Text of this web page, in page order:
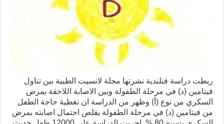
ربطت دراسة فنلندية نشرتها مجلة لانسيت الطبية بين تناول
فيتامين (د) في مرحلة الطفولة وبين الاصابة اللاحقة بمرض
السكري من نوع (أ) وظهر من الدراسة ان تغطية حاجة الطفل
من فيتامين (د) في مرحلة الطفولة يقلص احتمال اصابته بمرض